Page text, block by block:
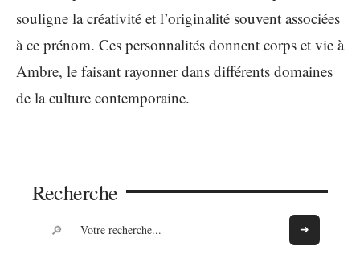
souligne la créativité et l’originalité souvent associées
à ce prénom. Ces personnalités donnent corps et vie à
Ambre, le faisant rayonner dans différents domaines
de la culture contemporaine.
Recherche